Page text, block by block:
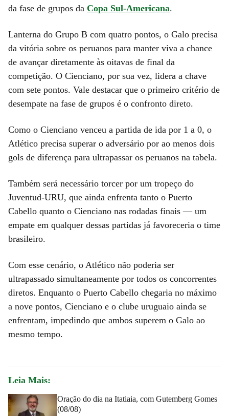
da fase de grupos da Copa Sul-Americana.
Lanterna do Grupo B com quatro pontos, o Galo precisa
da vitória sobre os peruanos para manter viva a chance
de avançar diretamente às oitavas de final da
competição. O Cienciano, por sua vez, lidera a chave
com sete pontos. Vale destacar que o primeiro critério de
desempate na fase de grupos é o confronto direto.
Como o Cienciano venceu a partida de ida por 1 a 0, o
Atlético precisa superar o adversário por ao menos dois
gols de diferença para ultrapassar os peruanos na tabela.
Também será necessário torcer por um tropeço do
Juventud-URU, que ainda enfrenta tanto o Puerto
Cabello quanto o Cienciano nas rodadas finais — um
empate em qualquer dessas partidas já favoreceria o time
brasileiro.
Com esse cenário, o Atlético não poderia ser
ultrapassado simultaneamente por todos os concorrentes
diretos. Enquanto o Puerto Cabello chegaria no máximo
a nove pontos, Cienciano e o clube uruguaio ainda se
enfrentam, impedindo que ambos superem o Galo ao
mesmo tempo.
Leia Mais:
Oração do dia na Itatiaia, com Gutemberg Gomes
(08/08)